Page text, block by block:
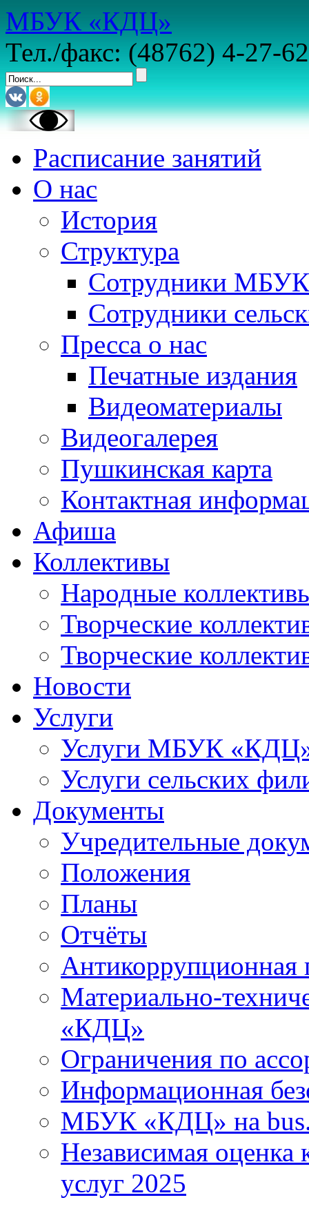
МБУК «КДЦ»
Тел./факс: (48762) 4-27-62
Расписание занятий
О нас
История
Структура
Сотрудники
Сотрудники
Пресса о нас
Печатные издания
Видеоматериалы
Видеогалерея
Пушкинская карта
Контактная
Афиша
Коллективы
Народные
Творческие
Творческие
Новости
Услуги
Услуги МБУК
Услуги сельских
Документы
Учредительные
Положения
Планы
Отчёты
Антикоррупционная
Материально-
«КДЦ»
Ограничения по
Информационная
МБУК «КДЦ» на
Независимая оценка
услуг 2025